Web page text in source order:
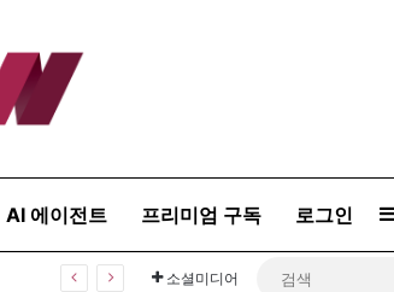
AI 에이전트 프리미엄 구독 로그인
소셜미디어